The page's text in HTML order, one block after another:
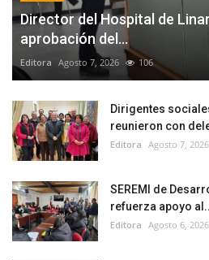
Director del Hospital de
aprobación del...
Editora Agosto 7, 2026 106
Dirigentes
reunieron con
Editora Agosto 7, 2026
SEREMI de
refuerza apoyo
Editora Agosto 6, 2026